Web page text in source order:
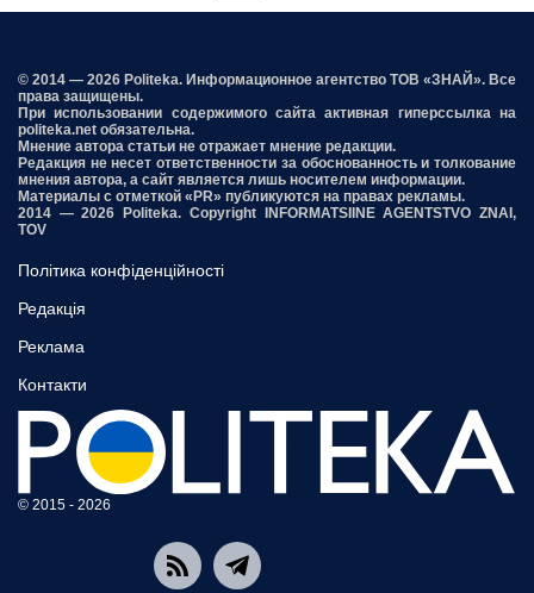
© 2014 — 2026 Politeka. Информационное агентство ТОВ «ЗНАЙ». Все
права защищены.
При использовании содержимого сайта активная гиперссылка на
politeka.net обязательна.
Мнение автора статьи не отражает мнение редакции.
Редакция не несет ответственности за обоснованность и толкование
мнения автора, а сайт является лишь носителем информации.
Материалы с отметкой «PR» публикуются на правах рекламы.
2014 — 2026 Politeka. Copyright INFORMATSIINE AGENTSTVO ZNAI,
TOV
Політика конфіденційності
Редакція
Реклама
Контакти
© 2015 - 2026